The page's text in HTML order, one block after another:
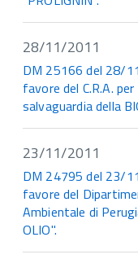
28/11/2011
DM 25166 del 28/
favore del C.R.A.
salvaguardia della
23/11/2011
DM 24795 del 23/
favore del
Ambientale di
OLIO".